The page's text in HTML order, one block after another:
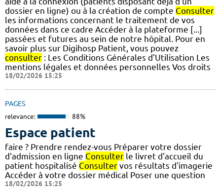
dossier en ligne) ou à la création de compte Consulter
les informations concernant le traitement de vos
données dans ce cadre Accéder à la plateforme [...]
passées et futures au sein de notre hôpital. Pour en
savoir plus sur Digihosp Patient, vous pouvez
consulter : Les Conditions Générales d’Utilisation Les
mentions légales et données personnelles Vos droits
18/02/2026 15:25
PAGES
relevance: 88%
Espace patient
faire ? Prendre rendez-vous Préparer votre dossier
d'admission en ligne Consulter le livret d'accueil du
patient hospitalisé Consulter vos résultats d'imagerie
Accéder à votre dossier médical Poser une question
18/02/2026 15:25